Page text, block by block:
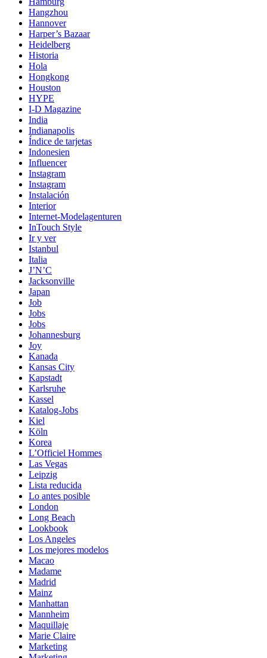
Hangzhou
Hannover
Harper’s Bazaar
Heidelberg
Historia
Hola
Hongkong
Houston
HYPE
I-D Magazine
India
Indianapolis
Índice de tarjetas
Indonesien
Influencer
Instagram
Instagram
Instalación
Interior
Internet-Modelagenturen
InTouch Style
Ir y ver
Istanbul
Italia
J’N’C
Jacksonville
Japan
Job
Jobs
Jobs
Johannesburg
Joy
Kanada
Kansas City
Kapstadt
Karlsruhe
Kassel
Katalog-Jobs
Kiel
Köln
Korea
L’Officiel Hommes
Las Vegas
Leipzig
Lista reducida
Lo antes posible
London
Long Beach
Lookbook
Los Angeles
Los mejores modelos
Macao
Madame
Madrid
Mainz
Manhattan
Mannheim
Maquillaje
Marie Claire
Marketing